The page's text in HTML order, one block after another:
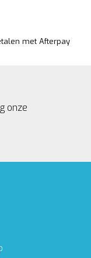
met Afterpay
onze